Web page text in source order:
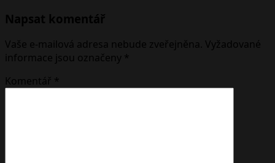
Napsat komentář
Vaše e-mailová adresa nebude zveřejněna. Vyžadované
informace jsou označeny *
Komentář *